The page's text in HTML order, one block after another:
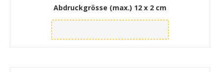
Abdruckgrösse (max.) 12 x 2 cm